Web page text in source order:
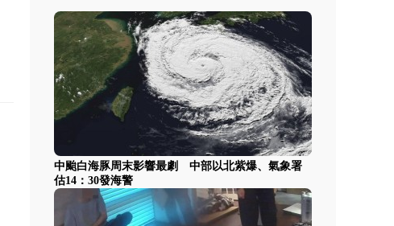
中颱白海豚周末影響最劇 中部以北紫爆、氣象署
估14：30發海警